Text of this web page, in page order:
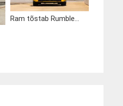
Ram tõstab Rumble...